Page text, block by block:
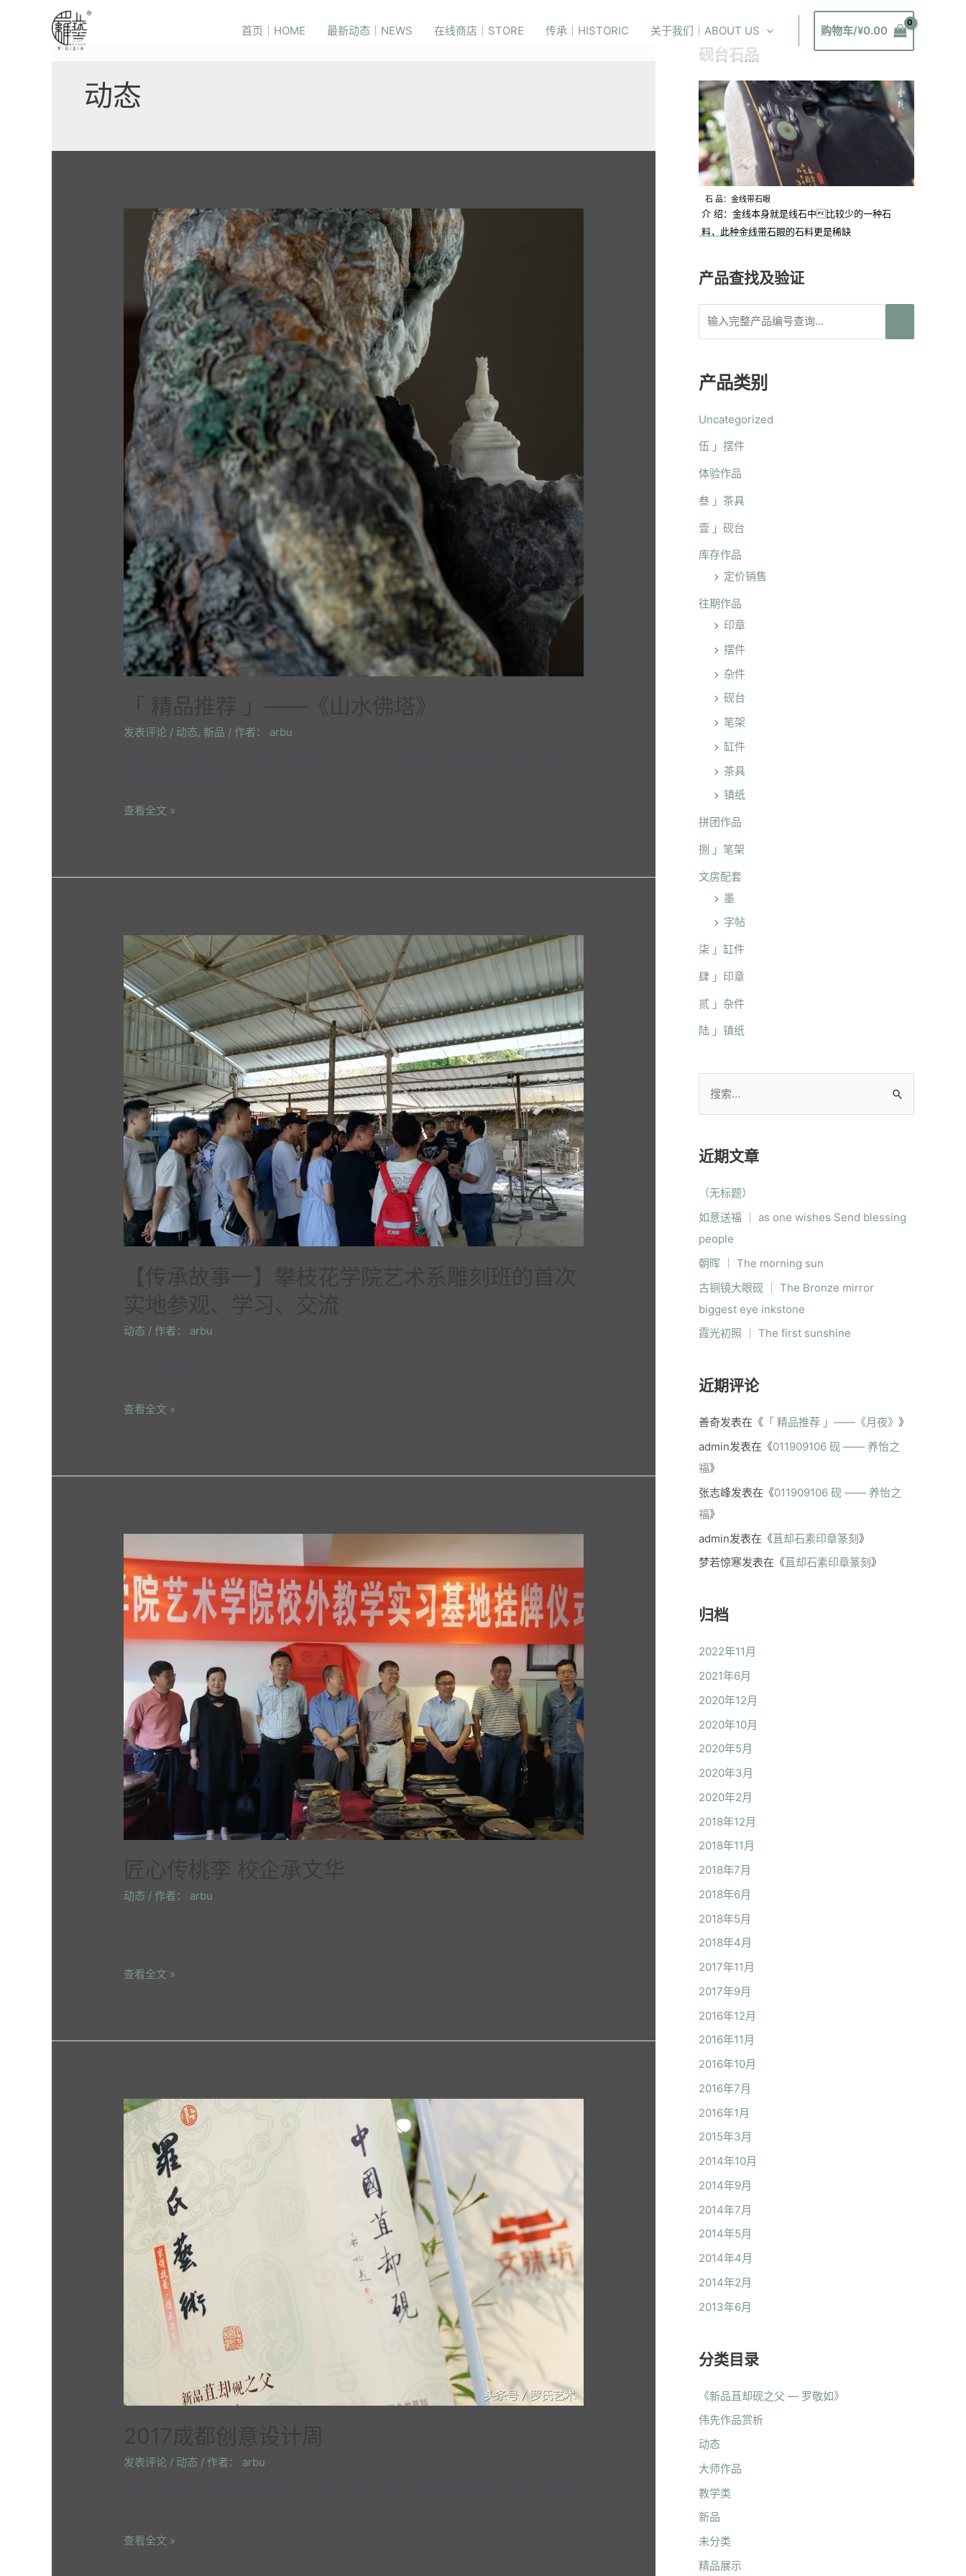
首页｜HOME 最新动态｜NEWS 在线商店｜STORE 传承｜HISTORIC 关于我们｜ABOUT US 购物车/¥0.00
动态
发表评论 / 动态, 新品 / 作者：
arbu
查看全文 »
动态 / 作者：
arbu
查看全文 »
动态 / 作者：
arbu
查看全文 »
发表评论 / 动态 / 作者：
arbu
查看全文 »
砚台石品
石 品：金线带石眼
介 绍：金线本身就是线石中比较少的一种石
料，此种金线带石眼的石料更是稀缺
产品查找及验证
产品类别
Uncategorized
伍 」摆件
体验作品
叁 」茶具
壹 」砚台
库存作品
定价销售
往期作品
印章
摆件
杂件
砚台
笔架
缸件
茶具
镇纸
拼团作品
捌 」笔架
文房配套
墨
字帖
柒 」缸件
肆 」印章
贰 」杂件
陆 」镇纸
近期文章
（无标题）
如意送福 ｜ as one wishes Send blessing
people
朝晖 ｜ The morning sun
古铜镜大眼砚 ｜ The Bronze mirror
biggest eye inkstone
霞光初照 ｜ The first sunshine
近期评论
善奇发表在《 「 精品推荐 」——《月夜》 》
admin发表在《011909106 砚 —— 养怡之
福》
张志峰发表在《011909106 砚 —— 养怡之
福》
admin发表在《苴却石素印章篆刻》
梦若惊寒发表在《苴却石素印章篆刻 》
归档
2022年11月
2021年6月
2020年12月
2020年10月
2020年5月
2020年3月
2020年2月
2018年12月
2018年11月
2018年7月
2018年6月
2018年5月
2018年4月
2017年11月
2017年9月
2016年12月
2016年11月
2016年10月
2016年7月
2016年1月
2015年3月
2014年10月
2014年9月
2014年7月
2014年5月
2014年4月
2014年2月
2013年6月
分类目录
《新品苴却砚之父 — 罗敬如》
伟先作品赏析
动态
大师作品
教学类
新品
未分类
精品展示